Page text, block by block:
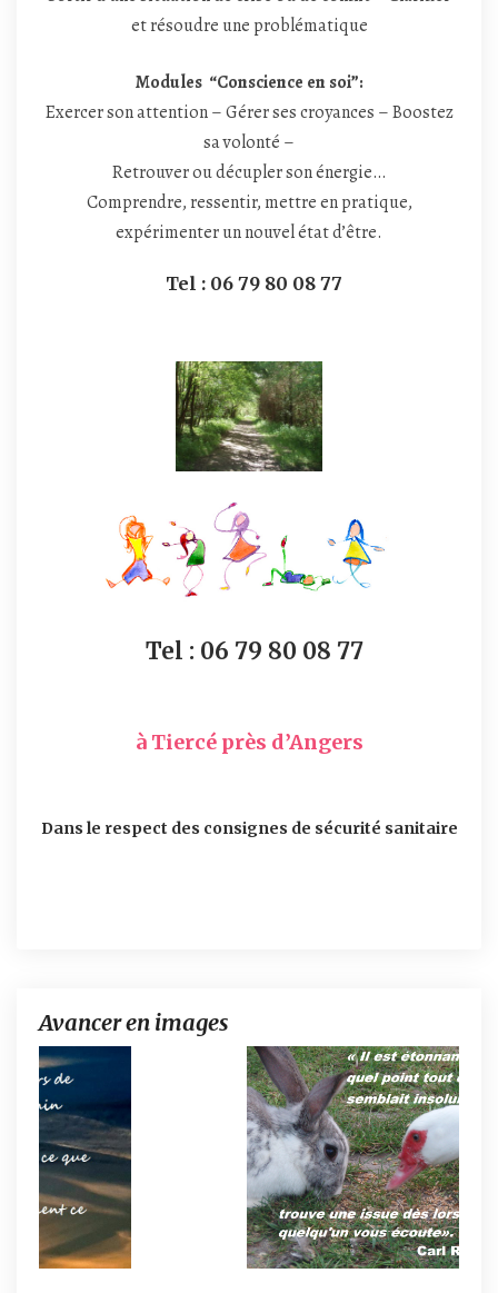
u
i
b
e
et résoudre une problématique
Modules “Conscience en soi”:
Exercer son attention – Gérer ses croyances – Boostez
sa volonté –
Retrouver ou décupler son énergie…
Comprendre, ressentir, mettre en pratique,
expérimenter un nouvel état d’être.
Tel : 06 79 80 08 77
Tel : 06 79 80 08 77
à Tiercé près d’Angers
Dans le respect des consignes de sécurité sanitaire
Avancer en images